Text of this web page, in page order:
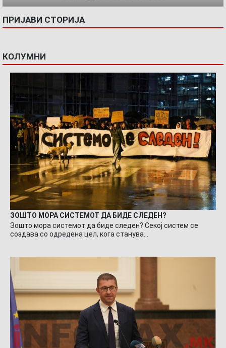
ПРИЈАВИ СТОРИЈА
КОЛУМНИ
ЗОШТО МОРА СИСТЕМОТ ДА БИДЕ СЛЕДЕН?
Зошто мора системот да биде следен? Секој систем се
создава со одредена цел, кога станува…